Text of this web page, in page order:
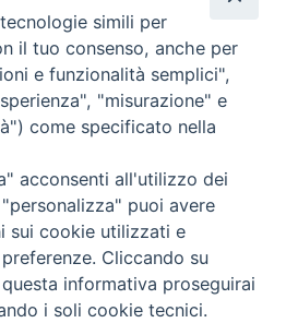
IL TUO AIUTO
per la Diocesi
di Vittorio Veneto-Privacy
simili per
il tuo consenso, anche per
e funzionalità semplici",
"misurazione" e
come specificato nella
acconsenti all'utilizzo dei
puoi avere
sui cookie utilizzati e
Cliccando su
informativa proseguirai
i soli cookie tecnici.